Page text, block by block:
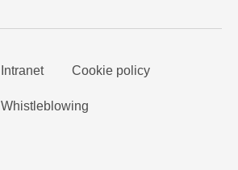
Intranet Cookie policy
Whistleblowing